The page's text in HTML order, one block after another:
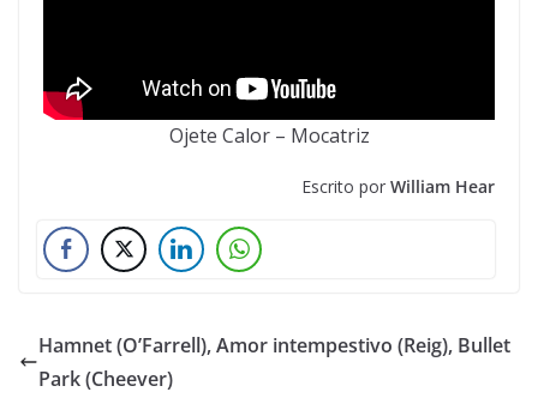
Ojete Calor – Mocatriz
Escrito por William Hear
Hamnet (O’Farrell), Amor intempestivo (Reig), Bullet
Park (Cheever)